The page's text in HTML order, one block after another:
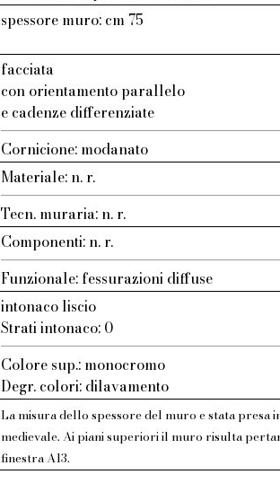
spessore muro: cm 75
facciata
con orientamento parallelo
e cadenze differenziate
Cornicione: modanato
Materiale: n. r.
Tecn. muraria: n. r.
Componenti: n. r.
Funzionale: fessurazioni diffuse
intonaco liscio
Strati intonaco: 0
Colore sup.: monocromo
Degr. colori: dilavamento
La misura dello spessore del muro e stata
medievale. Ai piani superiori il muro risulta
finestra A13.